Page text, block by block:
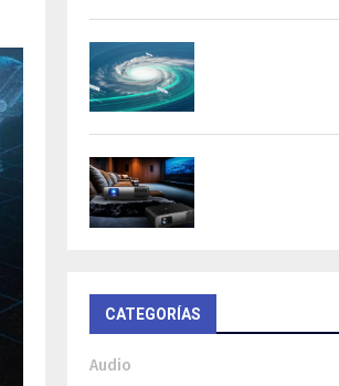
CATEGORÍAS
Audio